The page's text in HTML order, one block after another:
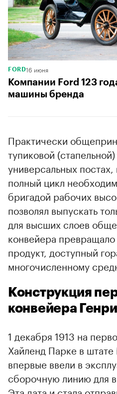
FORD16 июня
Компании Ford 123
машины бренда
Практически
тупиковой
универсальных
полный цикл
бригадой рабочих
позволял выпускать
для высших слоев
конвейера
продукт, доступный
многочисленному
Конструкция
конвейера
1 декабря 1913 на
Хайленд Парке в
впервые ввели в
сборочную линию для